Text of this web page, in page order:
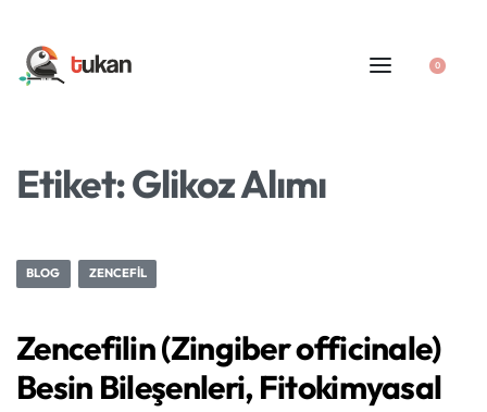
0
Etiket:Glikoz Alımı
BLOG ZENCEFIL
Zencefilin (Zingiber officinale)
Besin Bileşenleri, Fitokimyasal